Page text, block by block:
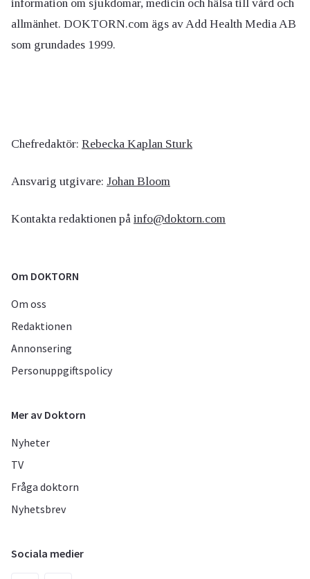
information om sjukdomar, medicin och hälsa till vård och
allmänhet. DOKTORN.com ägs av Add Health Media AB
som grundades 1999.
Chefredaktör: Rebecka Kaplan Sturk
Ansvarig utgivare: Johan Bloom
Kontakta redaktionen på info@doktorn.com
Om DOKTORN
Om oss
Redaktionen
Annonsering
Personuppgiftspolicy
Mer av Doktorn
Nyheter
TV
Fråga doktorn
Nyhetsbrev
Sociala medier